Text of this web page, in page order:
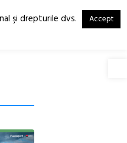
EN
şi drepturile dvs. Accept